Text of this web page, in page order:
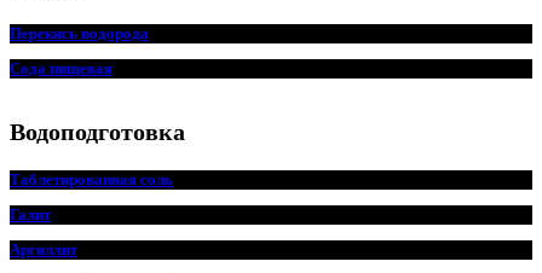
Перекись водорода
Сода пищевая
Водоподготовка
Таблетированная соль
Галит
Аргиллит